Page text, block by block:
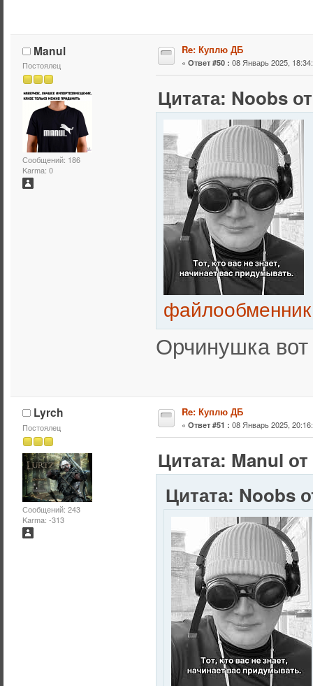
Manul
Постоялец
Сообщений: 186
Karma: 0
Re: Куплю ДБ
« Ответ #50 : 08 Январь 2025,
Цитата: Noobs
Орчинушка
Lyrch
Постоялец
Сообщений: 243
Karma: -313
Re: Куплю ДБ
« Ответ #51 : 08 Январь 2025,
Цитата: Manul
Цитата: Noobs